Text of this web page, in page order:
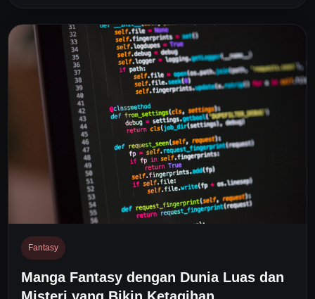
Fantasy
Manga Fantasy dengan Dunia Luas dan